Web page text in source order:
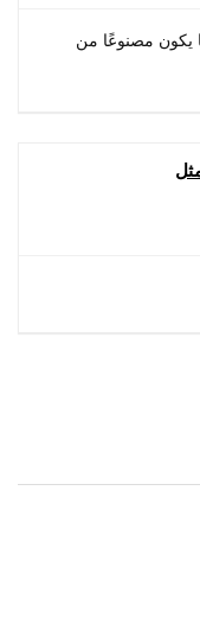
يكون مصنوعًا من